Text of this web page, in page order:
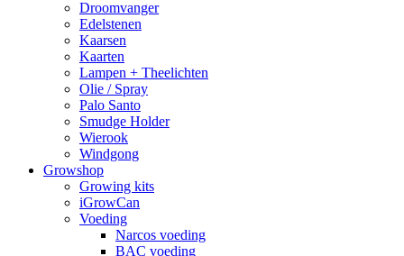
Droomvanger
Edelstenen
Kaarsen
Kaarten
Lampen + Theelichten
Olie / Spray
Palo Santo
Smudge Holder
Wierook
Windgong
Growshop
Growing kits
iGrowCan
Voeding
Narcos voeding
BAC voeding